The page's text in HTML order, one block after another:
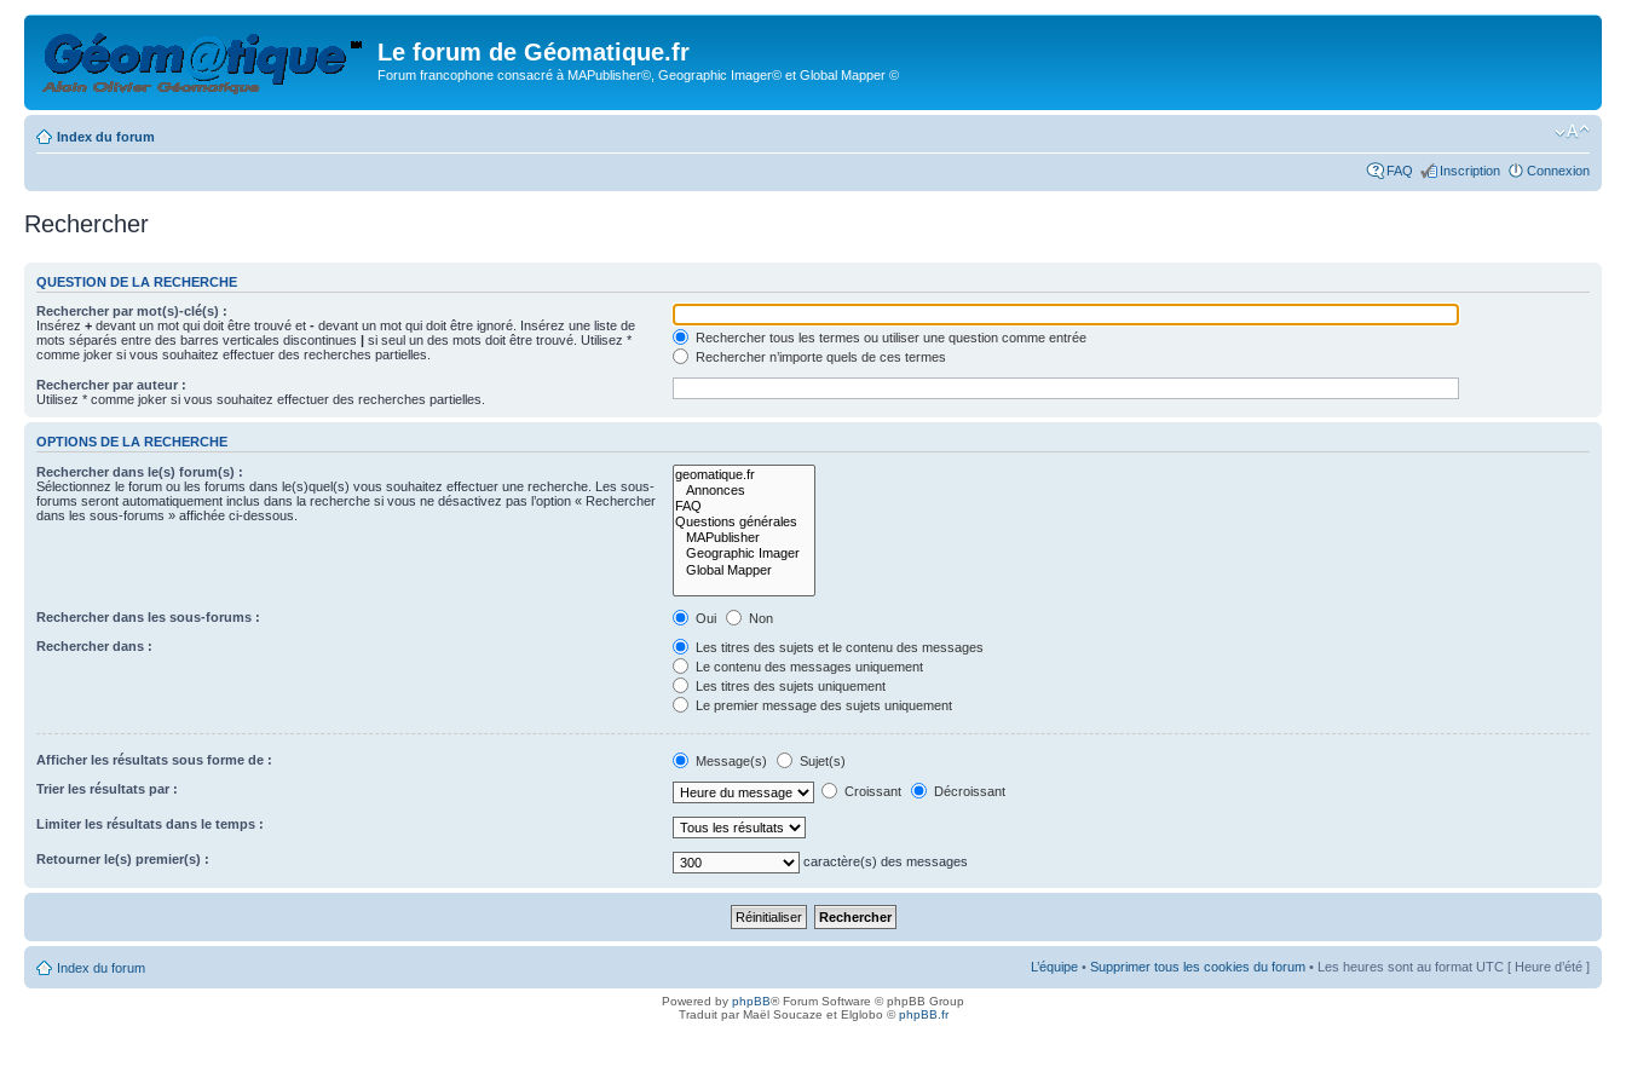
Le forum de Géomatique.fr
Forum francophone consacré à MAPublisher©, Geographic Imager© et Global Mapper ©
Index du forum
FAQ Inscription Connexion
Rechercher
QUESTION DE LA RECHERCHE
Rechercher par mot(s)-clé(s) :
Insérez + devant un mot qui doit être trouvé et - devant un mot qui doit être ignoré. Insérez une liste de
mots séparés entre des barres verticales discontinues | si seul un des mots doit être trouvé. Utilisez *
comme joker si vous souhaitez effectuer des recherches partielles.
Rechercher tous les termes ou utiliser une question comme entrée
Rechercher n’importe quels de ces termes
Rechercher par auteur :
Utilisez * comme joker si vous souhaitez effectuer des recherches partielles.
OPTIONS DE LA RECHERCHE
Rechercher dans le(s) forum(s) :
Sélectionnez le forum ou les forums dans le(s)quel(s) vous souhaitez effectuer une recherche. Les sous-
forums seront automatiquement inclus dans la recherche si vous ne désactivez pas l’option « Rechercher
dans les sous-forums » affichée ci-dessous.
Rechercher dans les sous-forums : Oui
Non
Rechercher dans :
Les titres des sujets et le contenu des messages
Le contenu des messages uniquement
Les titres des sujets uniquement
Le premier message des sujets uniquement
Afficher les résultats sous forme de : Message(s)
Sujet(s)
Trier les résultats par :
Croissant Décroissant
Limiter les résultats dans le temps :
Retourner le(s) premier(s) : caractère(s) des messages
Index du forum L’équipe • Supprimer tous les cookies du forum • Les heures sont au format UTC [ Heure d’été ]
Powered by phpBB® Forum Software © phpBB Group
Traduit par Maël Soucaze et Elglobo ©phpBB.fr